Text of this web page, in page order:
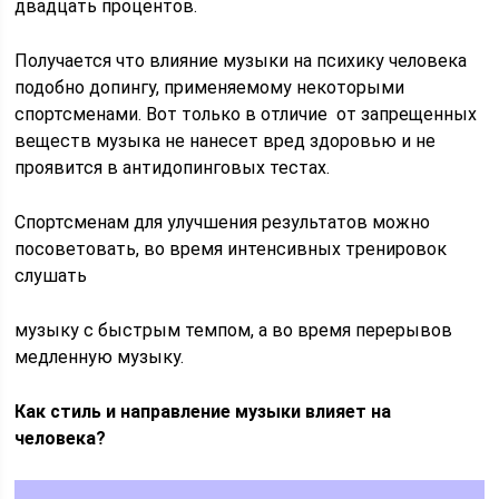
двадцать процентов.
Получается что влияние музыки на психику человека
подобно допингу, применяемому некоторыми
спортсменами. Вот только в отличие от запрещенных
веществ музыка не нанесет вред здоровью и не
проявится в антидопинговых тестах.
Спортсменам для улучшения результатов можно
посоветовать, во время интенсивных тренировок
слушать
музыку с быстрым темпом, а во время перерывов
медленную музыку.
Как стиль и направление музыки влияет на
человека?